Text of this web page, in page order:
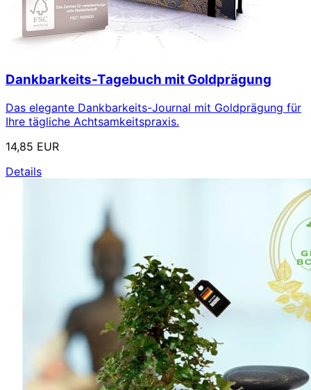
Dankbarkeits-Tagebuch mit Goldprägung
Das elegante Dankbarkeits-Journal mit Goldprägung für
Ihre tägliche Achtsamkeitspraxis.
14,85 EUR
Details